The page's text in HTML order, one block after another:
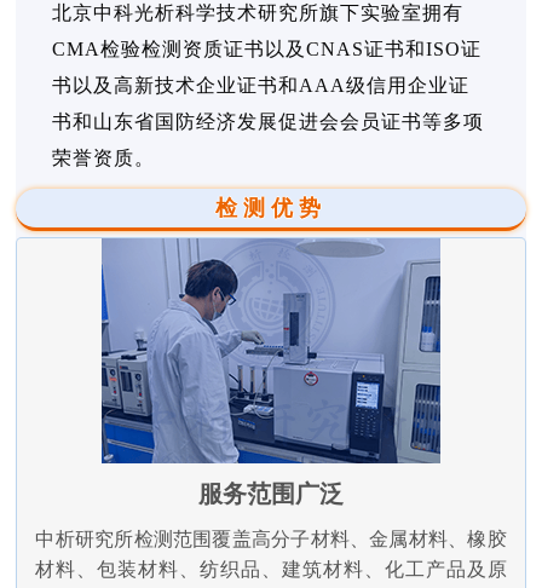
北京中科光析科学技术研究所旗下实验室拥有
CMA检验检测资质证书以及CNAS证书和ISO证
书以及高新技术企业证书和AAA级信用企业证
书和山东省国防经济发展促进会会员证书等多项
荣誉资质。
检测优势
服务范围广泛
中析研究所检测范围覆盖高分子材料、金属材料、橡胶
材料、包装材料、纺织品、建筑材料、化工产品及原